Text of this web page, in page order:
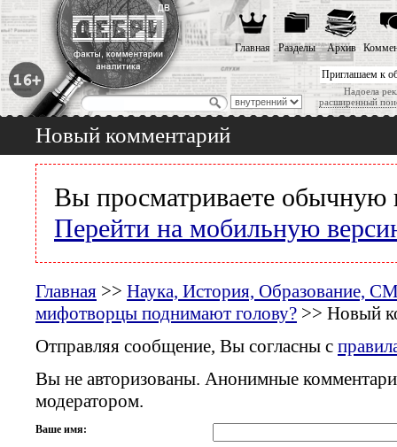
Приглашаем к
Надоела
расширенный
Главная Разделы Архив
Новый комментарий
Вы просматриваете обычную
Перейти на мобильную
Главная >> Наука, История, Образование,
мифотворцы поднимают голову? >> Новый
Отправляя сообщение, Вы согласны с
Вы не авторизованы. Анонимные
модератором.
Ваше имя: